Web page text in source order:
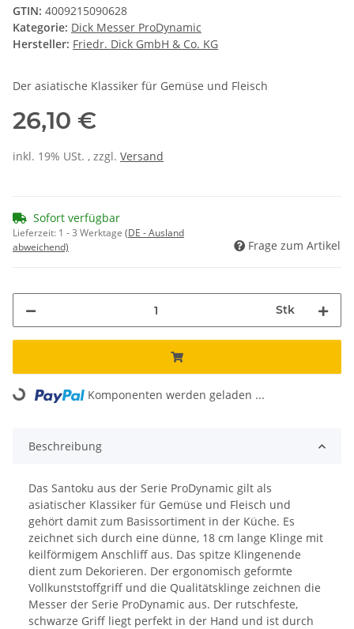
GTIN: 4009215090628
Kategorie: Dick Messer ProDynamic
Hersteller: Friedr. Dick GmbH & Co. KG
Der asiatische Klassiker für Gemüse und Fleisch
26,10 €
inkl. 19% USt. , zzgl. Versand
Sofort verfügbar
Lieferzeit: 1 - 3 Werktage (DE - Ausland
abweichend)
Frage zum Artikel
Stk
Loading... Komponenten werden geladen ...
Beschreibung
Das Santoku aus der Serie ProDynamic gilt als
asiatischer Klassiker für Gemüse und Fleisch und
gehört damit zum Basissortiment in der Küche. Es
zeichnet sich durch eine dünne, 18 cm lange Klinge mit
keilförmigem Anschliff aus. Das spitze Klingenende
dient zum Dekorieren. Der ergonomisch geformte
Vollkunststoffgriff und die Qualitätsklinge zeichnen die
Messer der Serie ProDynamic aus. Der rutschfeste,
schwarze Griff liegt perfekt in der Hand und ist durch